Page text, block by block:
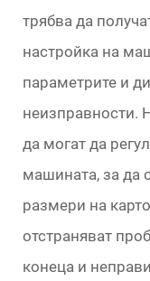
трябва да
настройка на
параметрите и
неизправности.
да могат да
машината, за да
размери на
отстраняват
конеца и